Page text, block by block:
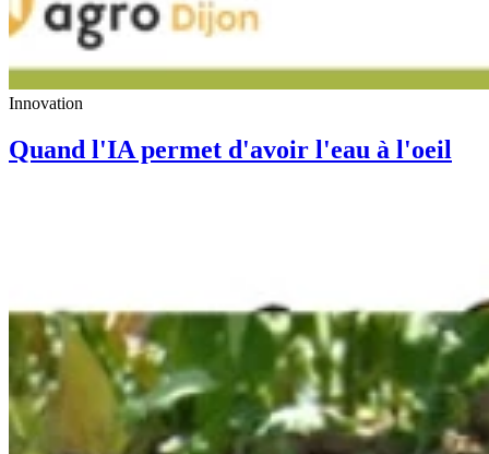
Innovation
Quand l'IA permet d'avoir l'eau à l'oeil